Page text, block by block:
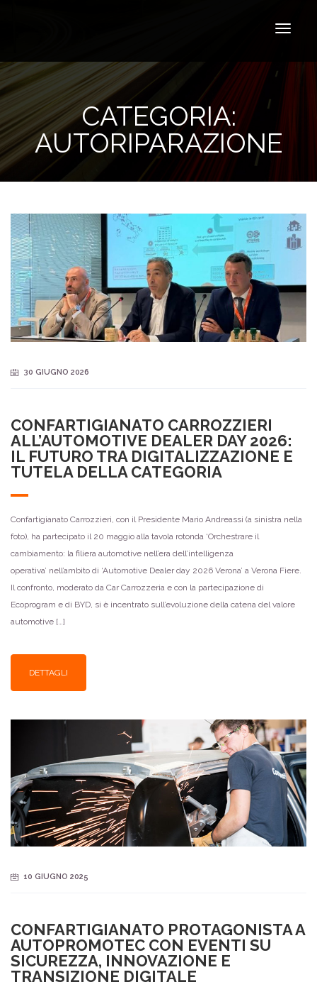
CATEGORIA:
AUTORIPARAZIONE
30 GIUGNO 2026
CONFARTIGIANATO CARROZZIERI
ALL’AUTOMOTIVE DEALER DAY 2026:
IL FUTURO TRA DIGITALIZZAZIONE E
TUTELA DELLA CATEGORIA
Confartigianato Carrozzieri, con il Presidente Mario Andreassi (a sinistra nella
foto), ha partecipato il 20 maggio alla tavola rotonda ‘Orchestrare il
cambiamento: la filiera automotive nell’era dell’intelligenza
operativa’ nell’ambito di ‘Automotive Dealer day 2026 Verona’ a Verona Fiere.
Il confronto, moderato da Car Carrozzeria e con la partecipazione di
Ecoprogram e di BYD, si è incentrato sull’evoluzione della catena del valore
automotive […]
DETTAGLI
10 GIUGNO 2025
CONFARTIGIANATO PROTAGONISTA A
AUTOPROMOTEC CON EVENTI SU
SICUREZZA, INNOVAZIONE E
TRANSIZIONE DIGITALE